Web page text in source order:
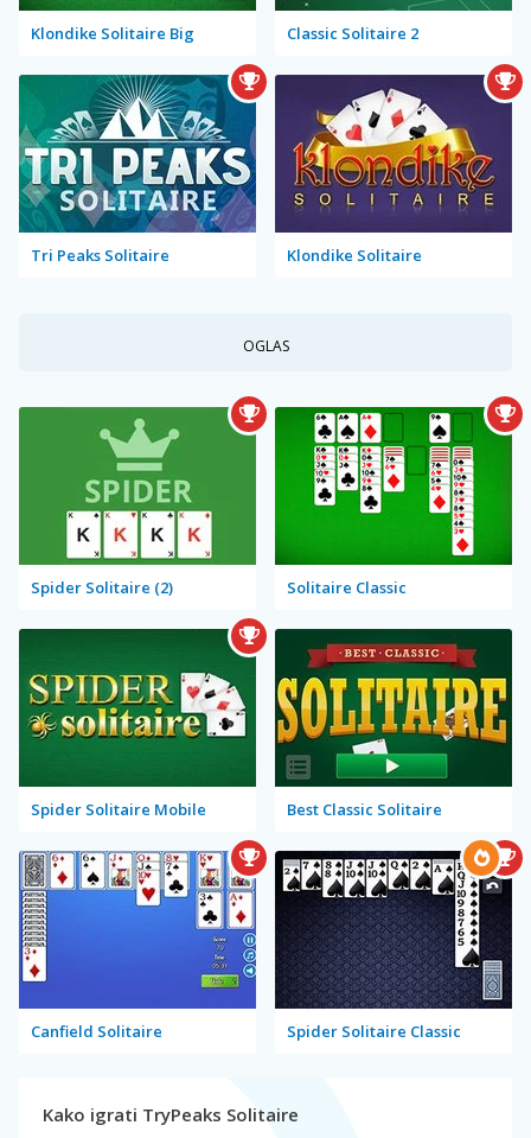
Klondike Solitaire Big Classic Solitaire 2
Tri Peaks Solitaire Klondike Solitaire
OGLAS
Spider Solitaire (2) Solitaire Classic
Spider Solitaire Mobile Best Classic Solitaire
Canfield Solitaire Spider Solitaire Classic
Kako igrati TryPeaks Solitaire